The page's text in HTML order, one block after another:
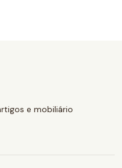
e mobiliário